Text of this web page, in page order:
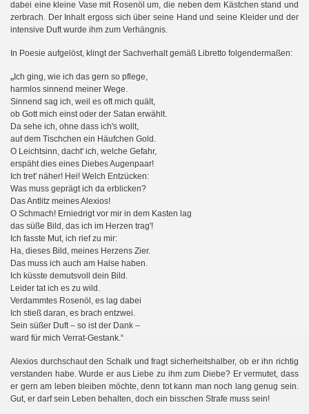
dabei eine kleine Vase mit Rosenöl um, die neben dem Kästchen stand und
zerbrach. Der Inhalt ergoss sich über seine Hand und seine Kleider und der
intensive Duft wurde ihm zum Verhängnis.
In Poesie aufgelöst, klingt der Sachverhalt gemäß Libretto folgendermaßen:
„Ich ging, wie ich das gern so pflege,
harmlos sinnend meiner Wege.
Sinnend sag ich, weil es oft mich quält,
ob Gott mich einst oder der Satan erwählt.
Da sehe ich, ohne dass ich's wollt,
auf dem Tischchen ein Häufchen Gold.
O Leichtsinn, dacht' ich, welche Gefahr,
erspäht dies eines Diebes Augenpaar!
Ich tret' näher! Hei! Welch Entzücken:
Was muss geprägt ich da erblicken?
Das Antlitz meines Alexios!
O Schmach! Erniedrigt vor mir in dem Kasten lag
das süße Bild, das ich im Herzen trag'!
Ich fasste Mut, ich rief zu mir:
Ha, dieses Bild, meines Herzens Zier.
Das muss ich auch am Halse haben.
Ich küsste demutsvoll dein Bild.
Leider tat ich es zu wild.
Verdammtes Rosenöl, es lag dabei
Ich stieß daran, es brach entzwei.
Sein süßer Duft – so ist der Dank –
ward für mich Verrat-Gestank.“
Alexios durchschaut den Schalk und fragt sicherheitshalber, ob er ihn richtig
verstanden habe. Wurde er aus Liebe zu ihm zum Diebe? Er vermutet, dass
er gern am leben bleiben möchte, denn tot kann man noch lang genug sein.
Gut, er darf sein Leben behalten, doch ein bisschen Strafe muss sein!